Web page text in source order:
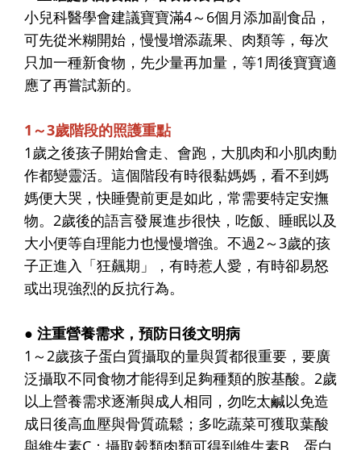
小兒科醫學會建議寶寶滿4～6個月添加副食品，
可先從米糊開始，慢慢增添蔬果、肉類等，每次
只加一種新食物，先少量再加量，等1周後寶寶適
應了再嘗試新的。
1～3歲階段的照護重點
1歲之後孩子開始會走、會跑，大肌肉和小肌肉動
作都變靈活。這個階段有時很黏媽媽，看不到媽
媽便大哭，快睡覺前更是如此，常需要特定安撫
物。2歲後的語言發展進步很快，吃飯、睡眠以及
大小便等自理能力也慢慢增強。不過2～3歲的孩
子正進入「狂飆期」，有時惹人愛，有時卻易怒
或出現強烈的反抗行為。
● 注重營養需求，預防日後文明病
1～2歲孩子蛋白質攝取的量與質都很重要，要廣
泛攝取不同食物才能得到足夠種類的胺基酸。2歲
以上營養需求逐漸與成人相同，勿吃太鹹以免造
成日後高血壓與骨質疏鬆；多吃蔬菜可獲取葉酸
與維生素C；攝取穀類肉類可得到維生素B、蛋白